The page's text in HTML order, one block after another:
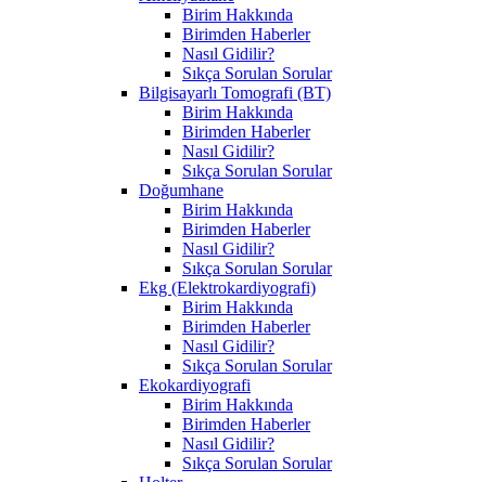
Birim Hakkında
Birimden Haberler
Nasıl Gidilir?
Sıkça Sorulan Sorular
Bilgisayarlı Tomografi (BT)
Birim Hakkında
Birimden Haberler
Nasıl Gidilir?
Sıkça Sorulan Sorular
Doğumhane
Birim Hakkında
Birimden Haberler
Nasıl Gidilir?
Sıkça Sorulan Sorular
Ekg (Elektrokardiyografi)
Birim Hakkında
Birimden Haberler
Nasıl Gidilir?
Sıkça Sorulan Sorular
Ekokardiyografi
Birim Hakkında
Birimden Haberler
Nasıl Gidilir?
Sıkça Sorulan Sorular